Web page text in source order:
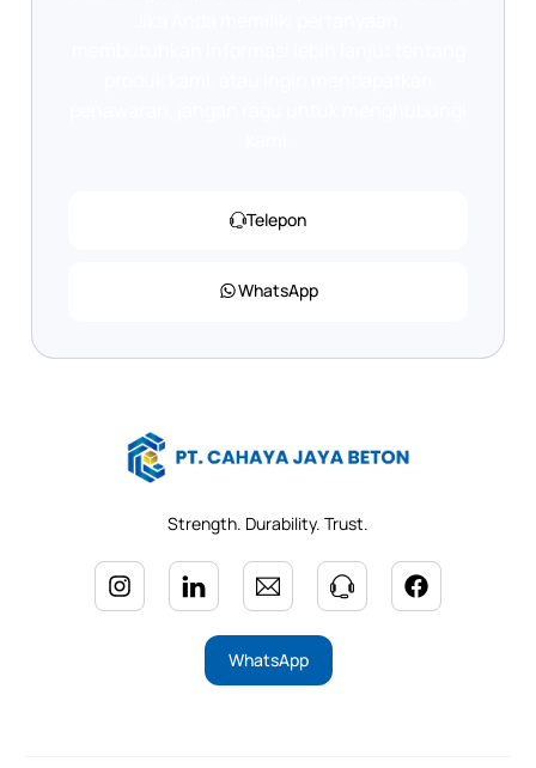
Telepon
WhatsApp
Strength. Durability. Trust.
WhatsApp